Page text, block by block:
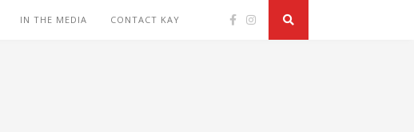
IN THE MEDIA CONTACT KAY